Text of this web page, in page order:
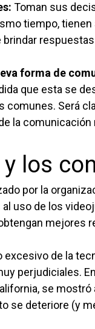
Toman sus
tiempo,
brindar
forma de
que esta se
comunes. Será
la comunicación
los
por la
al uso de los
mejores
excesivo de la
perjudiciales.
se
se deteriore (y